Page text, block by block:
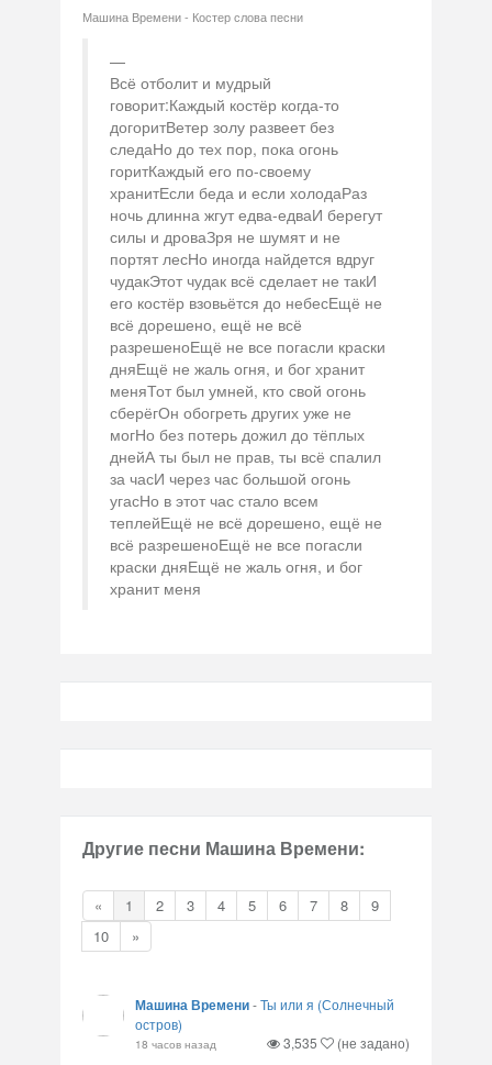
Машина Времени - Костер слова песни
Всё отболит и мудрый
говорит:Каждый костёр когда-то
догоритВетер золу развеет без
следаНо до тех пор, пока огонь
горитКаждый его по-своему
хранитЕсли беда и если холодаРаз
ночь длинна жгут едва-едваИ берегут
силы и дроваЗря не шумят и не
портят лесНо иногда найдется вдруг
чудакЭтот чудак всё сделает не такИ
его костёр взовьётся до небесЕщё не
всё дорешено, ещё не всё
разрешеноЕщё не все погасли краски
дняЕщё не жаль огня, и бог хранит
меняТот был умней, кто свой огонь
сберёгОн обогреть других уже не
могНо без потерь дожил до тёплых
днейА ты был не прав, ты всё спалил
за часИ через час большой огонь
угасНо в этот час стало всем
теплейЕщё не всё дорешено, ещё не
всё разрешеноЕщё не все погасли
краски дняЕщё не жаль огня, и бог
хранит меня
Другие песни Машина Времени:
« 1 2 3 4 5 6 7 8
9
10
»
Машина Времени-Ты или я (Солнечный
остров)
18 часов назад 3,535 (не задано)